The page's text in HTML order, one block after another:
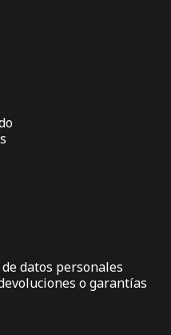
datos personales
o garantías